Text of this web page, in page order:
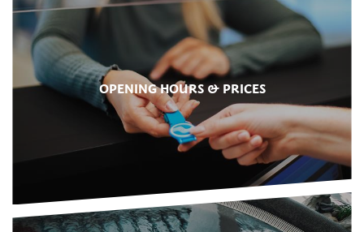
OPENING HOURS & PRICES